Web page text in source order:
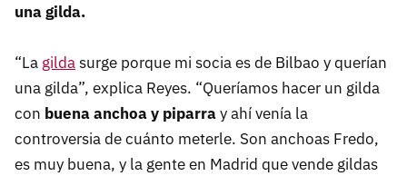
una gilda.
“La gildasurge porque mi socia es de Bilbao y querían
una gilda”, explica Reyes. “Queríamos hacer un gilda
con buena anchoa y piparray ahí venía la
controversia de cuánto meterle. Son anchoas Fredo,
es muy buena, y la gente en Madrid que vende gildas